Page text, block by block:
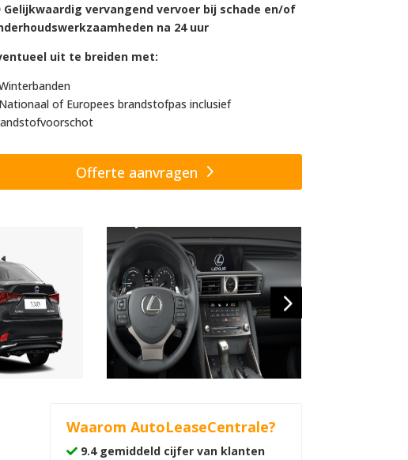
Gelijkwaardig vervangend vervoer bij schade en/of
na 24 uur
uit te breiden met:
of Europees brandstofpas inclusief
Offerte aanvragen
Waarom AutoLeaseCentrale?
9.4 gemiddeld cijfer van klanten